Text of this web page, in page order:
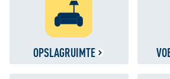
OPSLAGRUIMTE